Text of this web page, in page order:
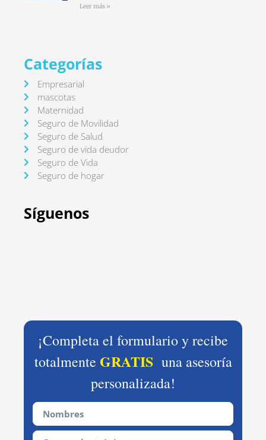
Leer más »
Categorías
Empresarial
mascotas
Maternidad
Seguro de Movilidad
Seguro de Salud
Seguro de vida deudor
Seguro de Vida
Seguro de hogar
Síguenos
¡Completa el formulario y recibe
totalmente GRATISuna asesoría
personalizada!